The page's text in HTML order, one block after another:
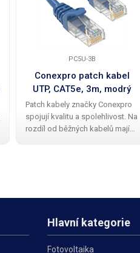
PC5U-3B
Conexpro patch kabel
UTP, CAT5e, 3m, modrý
Patch kabely značky Conexpro
spojují kvalitu a spolehlivost. Na
rozdíl od běžných kabelů mají
Hlavní kategorie
Fotovoltaika